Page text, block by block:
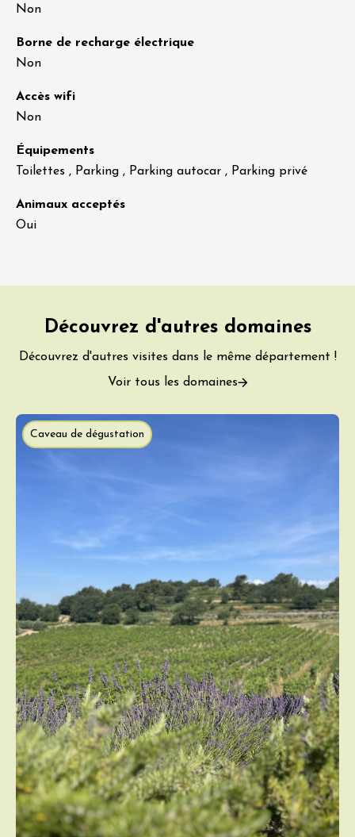
Non
Borne de recharge électrique
Non
Accès wifi
Non
Équipements
Toilettes , Parking , Parking autocar , Parking privé
Animaux acceptés
Oui
Découvrez d'autres domaines
Découvrez d'autres visites dans le même département !
Voir tous les domaines
Caveau de dégustation